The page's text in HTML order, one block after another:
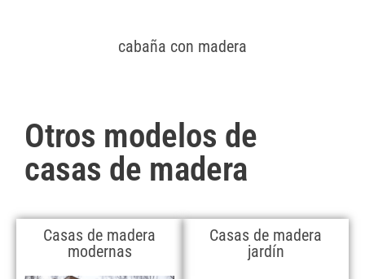
cabaña con madera
Otros modelos de
casas de madera
Casas de madera
modernas
Casas de madera
jardín